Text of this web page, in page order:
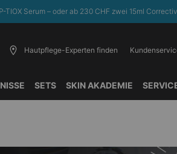
Serum – oder ab 230 CHF zwei 15ml
Hautpflege-Experten finden
SETS SKIN AKADEMIE